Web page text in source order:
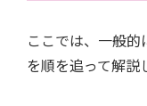
ここでは、一般
を順を追って解説